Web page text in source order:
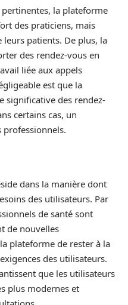
la plateforme
des praticiens, mais
leurs patients. De plus, la
des rendez-vous en
liée aux appels
est que la
significative des rendez-
certains cas, un
professionnels.
dans la manière dont
des utilisateurs. Par
de santé sont
de nouvelles
plateforme de rester à la
des utilisateurs.
que les utilisateurs
plus modernes et